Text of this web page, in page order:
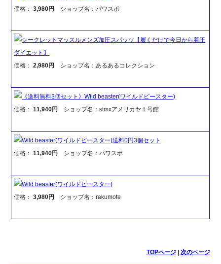
価格：3,980円 ショップ名：パワスポ
シークレットマッスルメンズ加圧スパッツ【履くだけで今日から着圧
ダイエット】
価格：2,980円 ショップ名：あるあるコレクション
《送料無料3個セット》Wild beaster(ワイルドビースター)
価格：11,940円 ショップ名：stmxアメリカヤ１号館
Wild beaster(ワイルドビースター)送料0円3個セット
価格：11,940円 ショップ名：パワスポ
Wild beaster(ワイルドビースター)
価格：3,980円 ショップ名：rakumote
TOPページ| 次のページ